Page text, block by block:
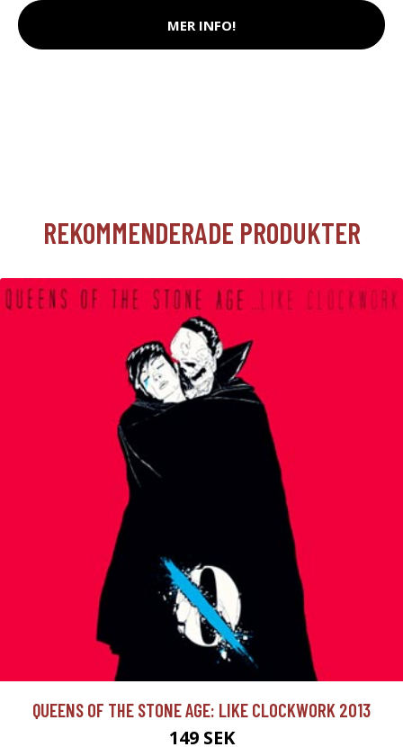
MER INFO!
REKOMMENDERADE PRODUKTER
QUEENS OF THE STONE AGE: LIKE CLOCKWORK 2013
149 SEK